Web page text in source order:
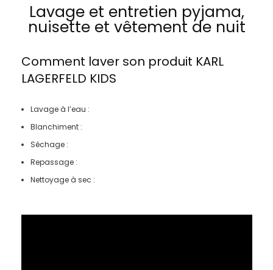
Lavage et entretien pyjama,
nuisette et vêtement de nuit
Comment laver son produit KARL
LAGERFELD KIDS
Lavage à l’eau :
Blanchiment :
Séchage :
Repassage :
Nettoyage à sec :